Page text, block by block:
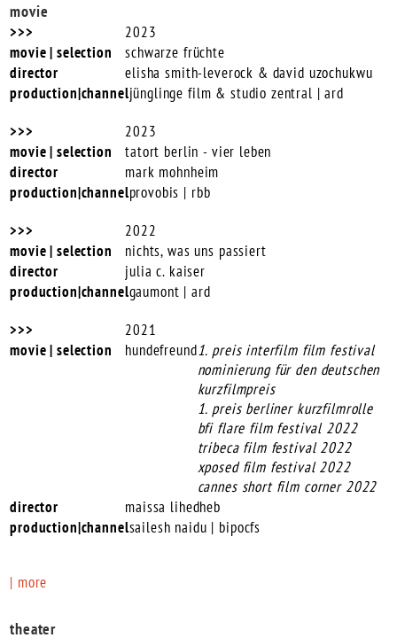
movie
2023
schwarze früchte
elisha smith-leverock & david uzochukwu
jünglinge film & studio zentral | ard
2023
tatort berlin - vier leben
mark mohnheim
provobis | rbb
2022
nichts, was uns passiert
julia c. kaiser
gaumont | ard
2021
hundefreund1. preis interfilm film festival
nominierung für den deutschen
kurzfilmpreis
1. preis berliner kurzfilmrolle
bfi flare film festival 2022
tribeca film festival 2022
xposed film festival 2022
cannes short film corner 2022
maissa lihedheb
sailesh naidu | bipocfs
| more
theater